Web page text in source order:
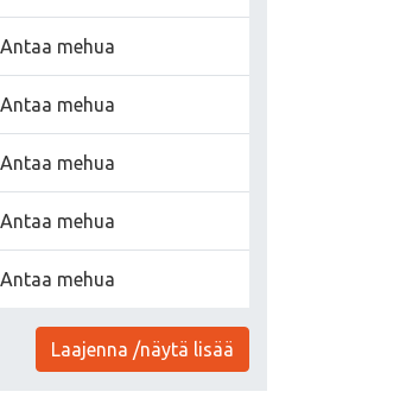
Antaa mehua
Antaa mehua
Antaa mehua
Antaa mehua
Antaa mehua
Laajenna /näytä lisää